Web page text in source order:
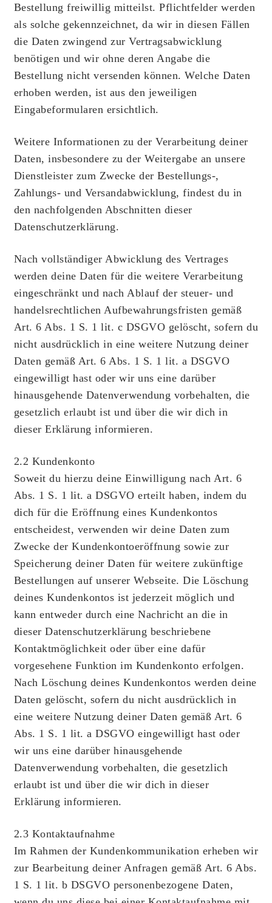
Bestellung freiwillig mitteilst. Pflichtfelder werden
als solche gekennzeichnet, da wir in diesen Fällen
die Daten zwingend zur Vertragsabwicklung
benötigen und wir ohne deren Angabe die
Bestellung nicht versenden können. Welche Daten
erhoben werden, ist aus den jeweiligen
Eingabeformularen ersichtlich.
Weitere Informationen zu der Verarbeitung deiner
Daten, insbesondere zu der Weitergabe an unsere
Dienstleister zum Zwecke der Bestellungs-,
Zahlungs- und Versandabwicklung, findest du in
den nachfolgenden Abschnitten dieser
Datenschutzerklärung.
Nach vollständiger Abwicklung des Vertrages
werden deine Daten für die weitere Verarbeitung
eingeschränkt und nach Ablauf der steuer- und
handelsrechtlichen Aufbewahrungsfristen gemäß
Art. 6 Abs. 1 S. 1 lit. c DSGVO gelöscht, sofern du
nicht ausdrücklich in eine weitere Nutzung deiner
Daten gemäß Art. 6 Abs. 1 S. 1 lit. a DSGVO
eingewilligt hast oder wir uns eine darüber
hinausgehende Datenverwendung vorbehalten, die
gesetzlich erlaubt ist und über die wir dich in
dieser Erklärung informieren.
2.2 Kundenkonto
Soweit du hierzu deine Einwilligung nach Art. 6
Abs. 1 S. 1 lit. a DSGVO erteilt haben, indem du
dich für die Eröffnung eines Kundenkontos
entscheidest, verwenden wir deine Daten zum
Zwecke der Kundenkontoeröffnung sowie zur
Speicherung deiner Daten für weitere zukünftige
Bestellungen auf unserer Webseite. Die Löschung
deines Kundenkontos ist jederzeit möglich und
kann entweder durch eine Nachricht an die in
dieser Datenschutzerklärung beschriebene
Kontaktmöglichkeit oder über eine dafür
vorgesehene Funktion im Kundenkonto erfolgen.
Nach Löschung deines Kundenkontos werden deine
Daten gelöscht, sofern du nicht ausdrücklich in
eine weitere Nutzung deiner Daten gemäß Art. 6
Abs. 1 S. 1 lit. a DSGVO eingewilligt hast oder
wir uns eine darüber hinausgehende
Datenverwendung vorbehalten, die gesetzlich
erlaubt ist und über die wir dich in dieser
Erklärung informieren.
2.3 Kontaktaufnahme
Im Rahmen der Kundenkommunikation erheben wir
zur Bearbeitung deiner Anfragen gemäß Art. 6 Abs.
1 S. 1 lit. b DSGVO personenbezogene Daten,